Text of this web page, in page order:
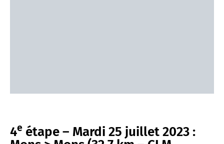
4e étape – Mardi 25 juillet 2023 :